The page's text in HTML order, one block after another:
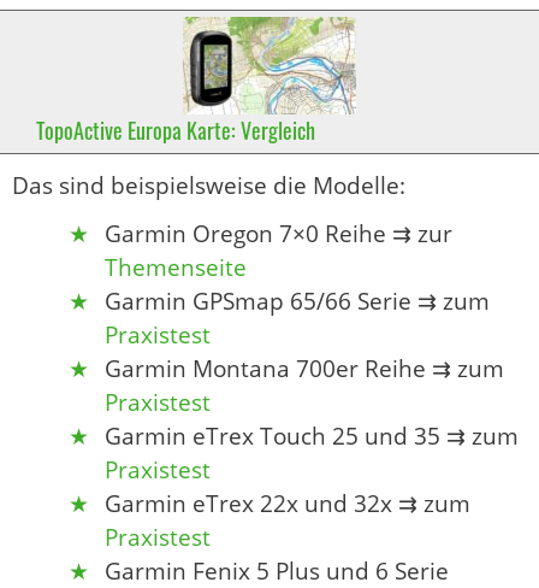
TopoActive Europa Karte: Vergleich
Das sind beispielsweise die Modelle:
Garmin Oregon 7×0 Reihe ⇉ zur
Themenseite
Garmin GPSmap 65/66 Serie ⇉ zum
Praxistest
Garmin Montana 700er Reihe ⇉ zum
Praxistest
Garmin eTrex Touch 25 und 35 ⇉ zum
Praxistest
Garmin eTrex 22x und 32x ⇉ zum
Praxistest
Garmin Fenix 5 Plus und 6 Serie